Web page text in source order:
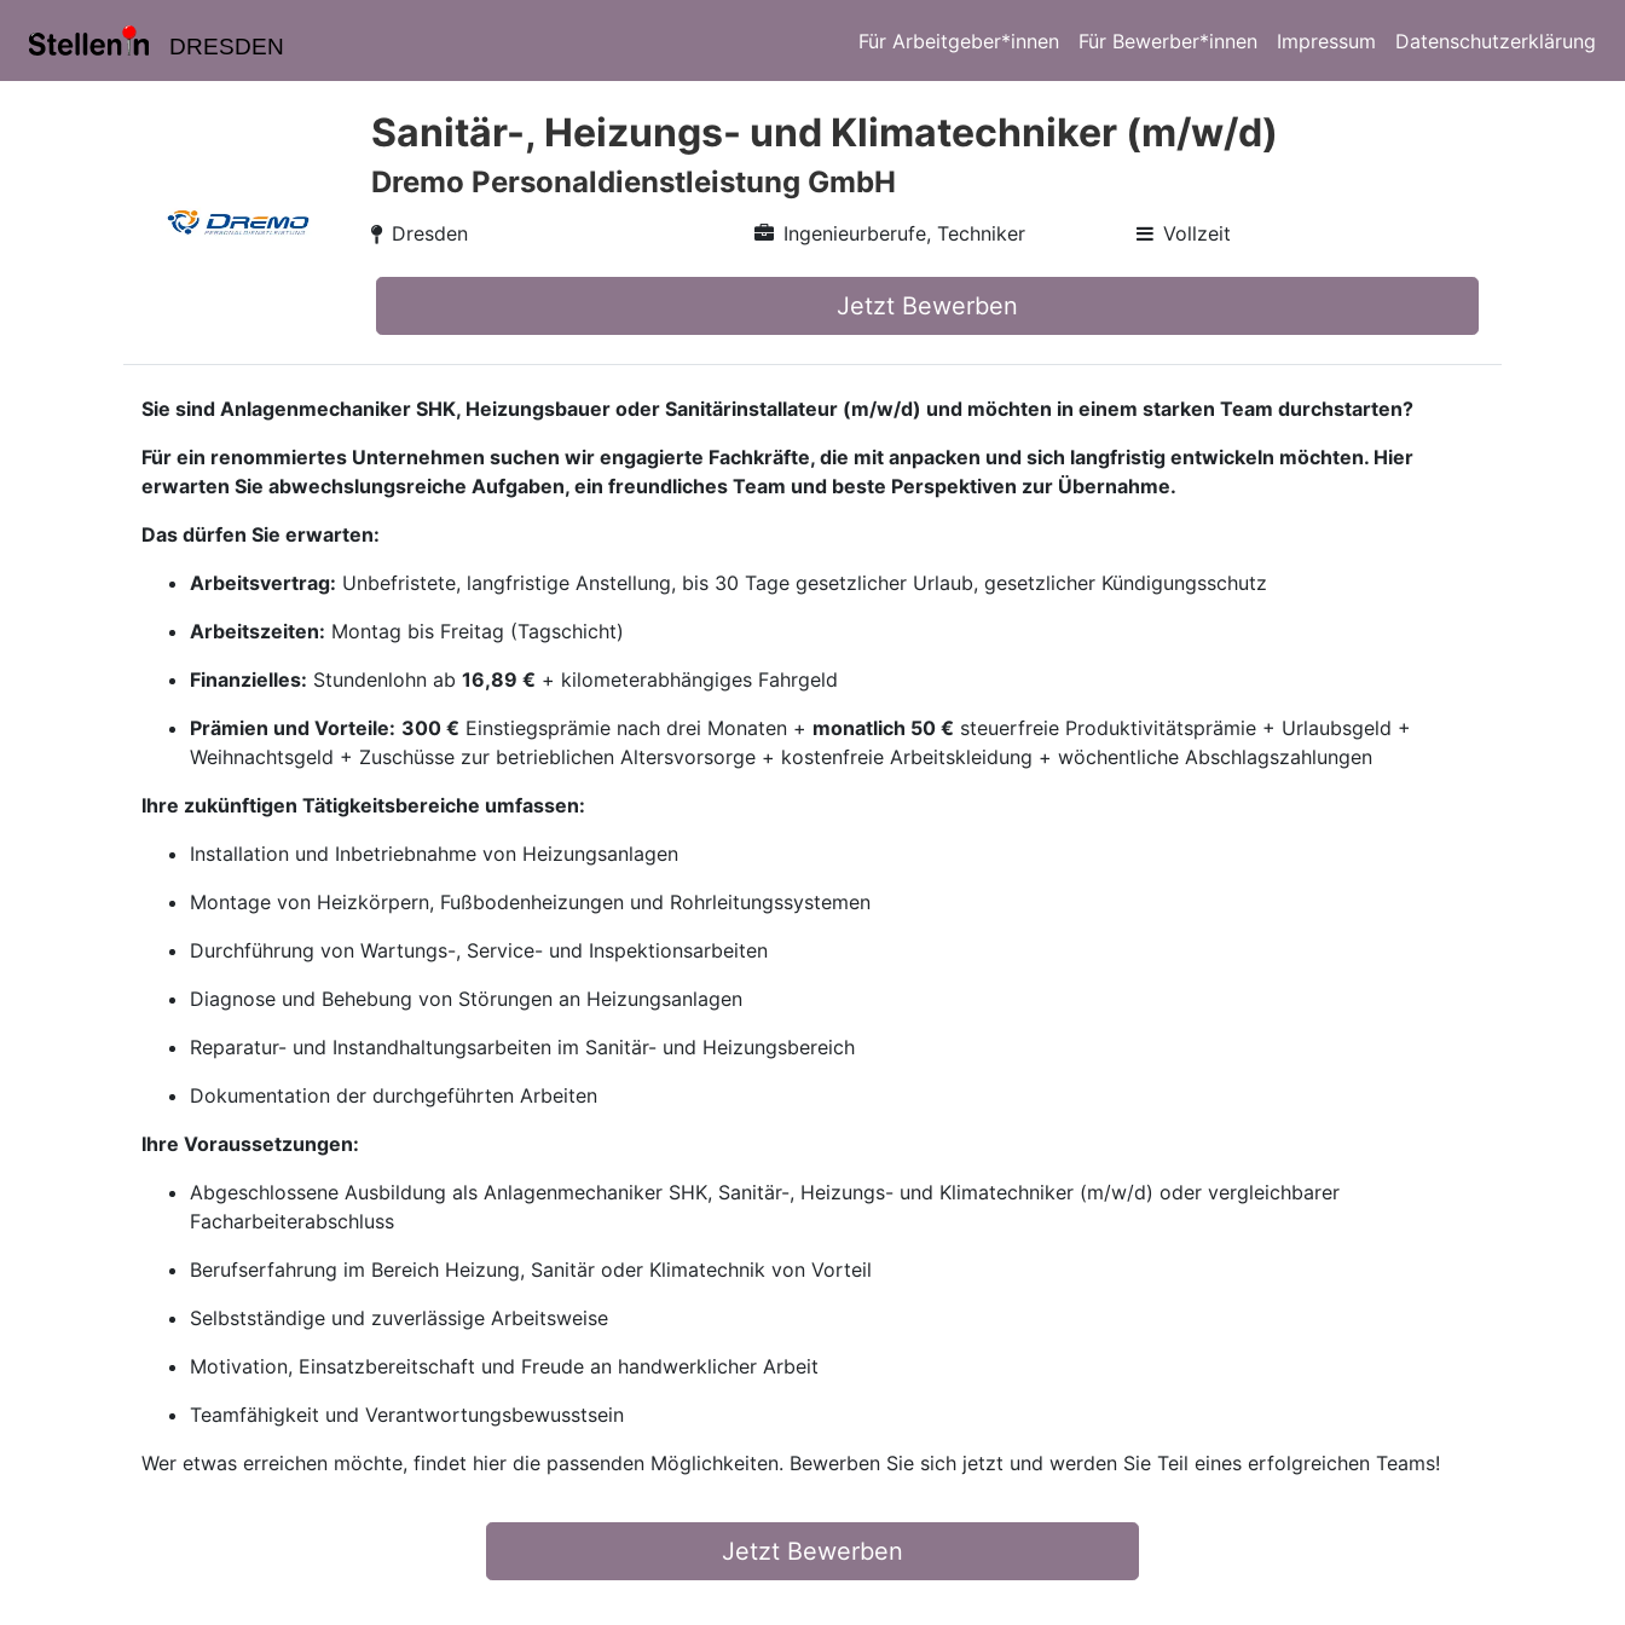
DRESDEN Für Arbeitgeber*innen Für Bewerber*innen Impressum Datenschutzerklärung
Sanitär-, Heizungs- und Klimatechniker (m/w/d)
Dremo Personaldienstleistung GmbH
Dresden Ingenieurberufe, Techniker Vollzeit
Jetzt Bewerben
Sie sind Anlagenmechaniker SHK, Heizungsbauer oder Sanitärinstallateur (m/w/d) und möchten in einem starken Team durchstarten?
Für ein renommiertes Unternehmen suchen wir engagierte Fachkräfte, die mit anpacken und sich langfristig entwickeln möchten. Hier
erwarten Sie abwechslungsreiche Aufgaben, ein freundliches Team und beste Perspektiven zur Übernahme.
Das dürfen Sie erwarten:
Arbeitsvertrag: Unbefristete, langfristige Anstellung, bis 30 Tage gesetzlicher Urlaub, gesetzlicher Kündigungsschutz
Arbeitszeiten: Montag bis Freitag (Tagschicht)
Finanzielles: Stundenlohn ab 16,89 € + kilometerabhängiges Fahrgeld
Prämien und Vorteile: 300 € Einstiegsprämie nach drei Monaten + monatlich 50 € steuerfreie Produktivitätsprämie + Urlaubsgeld +
Weihnachtsgeld + Zuschüsse zur betrieblichen Altersvorsorge + kostenfreie Arbeitskleidung + wöchentliche Abschlagszahlungen
Ihre zukünftigen Tätigkeitsbereiche umfassen:
Installation und Inbetriebnahme von Heizungsanlagen
Montage von Heizkörpern, Fußbodenheizungen und Rohrleitungssystemen
Durchführung von Wartungs-, Service- und Inspektionsarbeiten
Diagnose und Behebung von Störungen an Heizungsanlagen
Reparatur- und Instandhaltungsarbeiten im Sanitär- und Heizungsbereich
Dokumentation der durchgeführten Arbeiten
Ihre Voraussetzungen:
Abgeschlossene Ausbildung als Anlagenmechaniker SHK, Sanitär-, Heizungs- und Klimatechniker (m/w/d) oder vergleichbarer
Facharbeiterabschluss
Berufserfahrung im Bereich Heizung, Sanitär oder Klimatechnik von Vorteil
Selbstständige und zuverlässige Arbeitsweise
Motivation, Einsatzbereitschaft und Freude an handwerklicher Arbeit
Teamfähigkeit und Verantwortungsbewusstsein
Wer etwas erreichen möchte, findet hier die passenden Möglichkeiten. Bewerben Sie sich jetzt und werden Sie Teil eines erfolgreichen Teams!
Jetzt Bewerben